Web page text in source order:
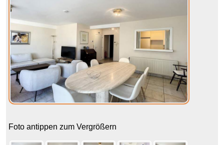
Foto antippen zum Vergrößern